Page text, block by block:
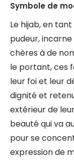
Symbole de
Le hijab, en
pudeur,
chères à de
le portant, ces
leur foi et leur
dignité et
extérieur de
beauté qui va
pour se
expression de